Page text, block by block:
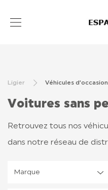
Ligier Véhicules d’occasion
Voitures sans
Retrouvez tous nos
dans notre réseau de
Marque